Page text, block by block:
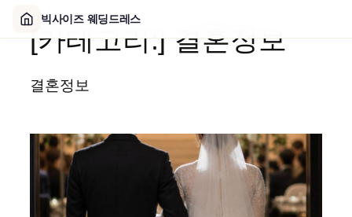
[카테고리:] 결혼정보
결혼정보
빅사이즈 웨딩드레스